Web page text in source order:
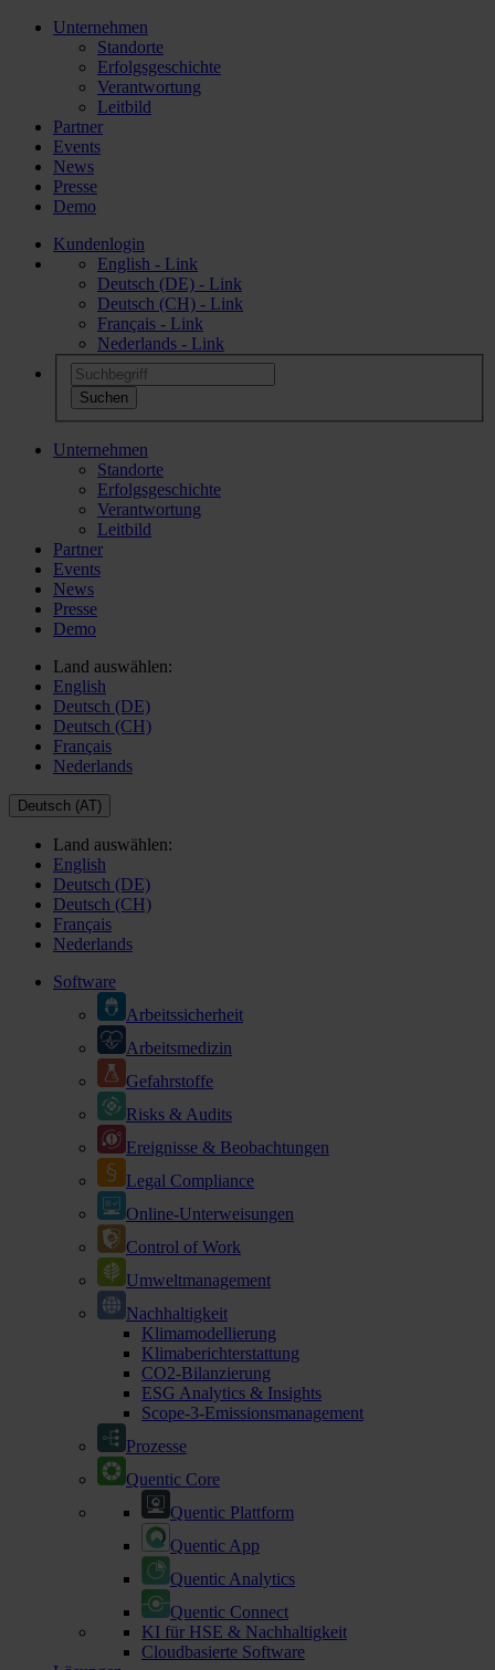
Unternehmen
Standorte
Erfolgsgeschichte
Verantwortung
Leitbild
Partner
Events
News
Presse
Demo
Kundenlogin
English - Link
Deutsch (DE) - Link
Deutsch (CH) - Link
Français - Link
Nederlands - Link
Unternehmen
Standorte
Erfolgsgeschichte
Verantwortung
Leitbild
Partner
Events
News
Presse
Demo
Land auswählen:
English
Deutsch (DE)
Deutsch (CH)
Français
Nederlands
Deutsch (AT)
Land auswählen:
English
Deutsch (DE)
Deutsch (CH)
Français
Nederlands
Software
Arbeitssicherheit
Arbeitsmedizin
Gefahrstoffe
Risks & Audits
Ereignisse & Beobachtungen
Legal Compliance
Online-Unterweisungen
Control of Work
Umweltmanagement
Nachhaltigkeit
Klimamodellierung
Klimaberichterstattung
CO2-Bilanzierung
ESG Analytics & Insights
Scope-3-Emissionsmanagement
Prozesse
Quentic Core
Quentic Plattform
Quentic App
Quentic Analytics
Quentic Connect
KI für HSE & Nachhaltigkeit
Cloudbasierte Software